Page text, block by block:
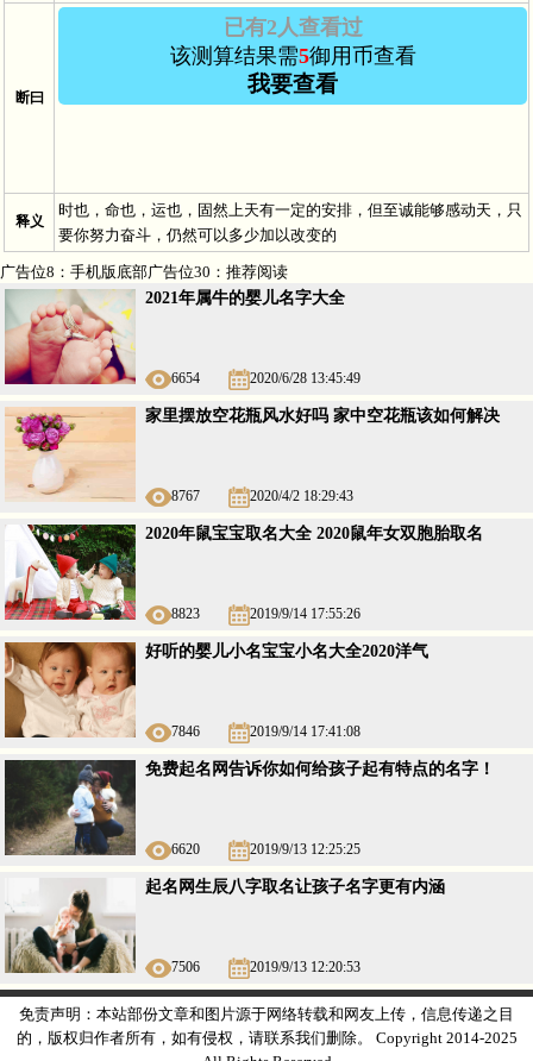
断曰
已有2人查看过
该测算结果需5御用币查看
我要查看
Vip用户－田*** 于2024/5/30 12:21:12查看过
Vip用户－
s*** 于查看 过
释义
时也，命也，运也，固然上天有一定的安排，但至诚能够感动天，只
要你努力奋斗，仍然可以多少加以改变的
广告位8：手机版底部广告位30：推荐阅读
2021年属牛的婴儿名字大全
6654 2020/6/28 13:45:49
家里摆放空花瓶风水好吗 家中空花瓶该如何解决
8767 2020/4/2 18:29:43
2020年鼠宝宝取名大全 2020鼠年女双胞胎取名
8823 2019/9/14 17:55:26
好听的婴儿小名宝宝小名大全2020洋气
7846 2019/9/14 17:41:08
免费起名网告诉你如何给孩子起有特点的名字！
6620 2019/9/13 12:25:25
起名网生辰八字取名让孩子名字更有内涵
7506 2019/9/13 12:20:53
免责声明：本站部份文章和图片源于网络转载和网友上传，信息传递之目
的，版权归作者所有，如有侵权，请联系我们删除。 Copyright 2014-2025